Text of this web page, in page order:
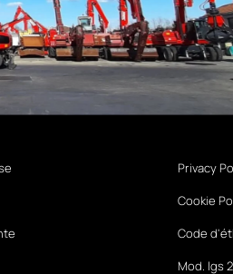
Privacy
Cookie
Code
Mod. lgs